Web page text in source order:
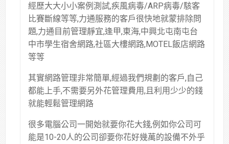
經歷大大小小案例測試,疾風病毒/ARP病毒/駭客
比賽斷線等等,力通服務的客戶很快地就蒙排除問
題,力通目前管理靜宜,逢甲,東海,中興北屯南屯台
中市學生宿舍網路,社區大樓網路,MOTEL飯店網路
等等
其實網路管理非常簡單,經過我們規劃的客戶,自己
都能上手,不需要另外花管理費用,且利用少少的錢
就能輕鬆管理網路
很多電腦公司一開始就要你花大錢,例如你公司可
能是10-20人的公司卻要你花好幾萬的設備不外乎